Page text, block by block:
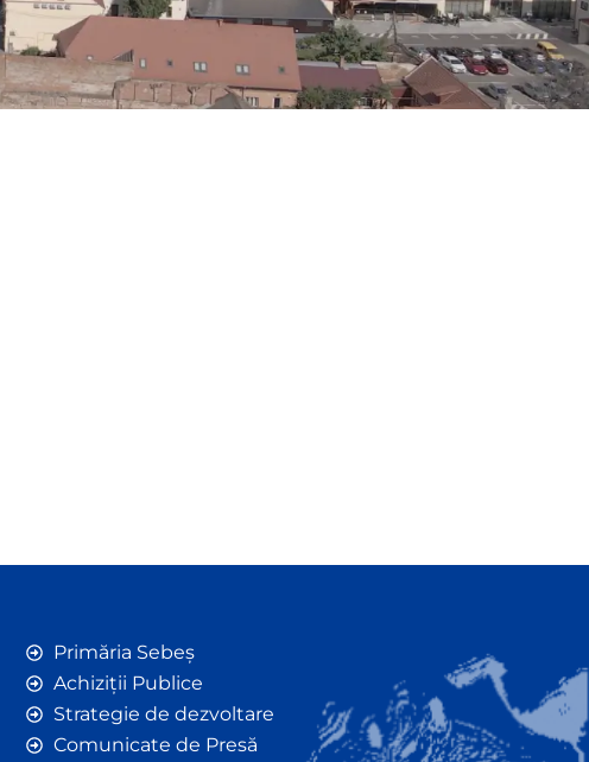
Primăria Sebeș
Achiziții Publice
Strategie de dezvoltare
Comunicate de Presă